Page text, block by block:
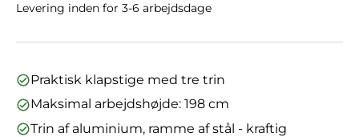
Levering inden for 3-6 arbejdsdage
Praktisk klapstige med tre trin
Maksimal arbejdshøjde: 198 cm
Trin af aluminium, ramme af stål - kraftig